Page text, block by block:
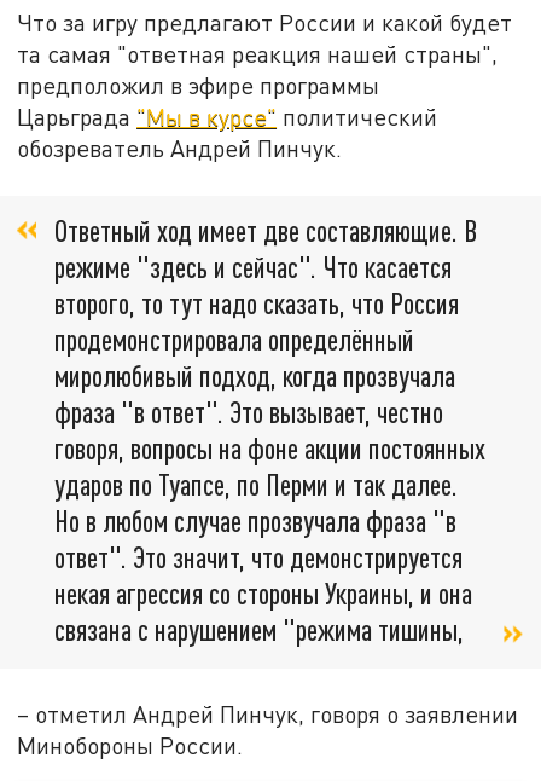
Что за игру предлагают России и какой будет
та самая "ответная реакция нашей страны",
предположил в эфире программы
Царьграда "Мы в курсе" политический
обозреватель Андрей Пинчук.
Ответный ход имеет две составляющие. В
режиме "здесь и сейчас". Что касается
второго, то тут надо сказать, что Россия
продемонстрировала определённый
миролюбивый подход, когда прозвучала
фраза "в ответ". Это вызывает, честно
говоря, вопросы на фоне акции постоянных
ударов по Туапсе, по Перми и так далее.
Но в любом случае прозвучала фраза "в
ответ". Это значит, что демонстрируется
некая агрессия со стороны Украины, и она
связана с нарушением "режима тишины,
– отметил Андрей Пинчук, говоря о заявлении
Минобороны России.